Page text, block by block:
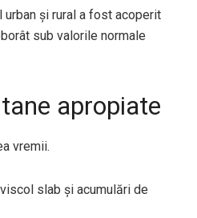
și rural a fost acoperit
sub valorile normale
apropiate
vremii.
slab și acumulări de